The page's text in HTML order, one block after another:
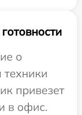
о
привезет
в офис.